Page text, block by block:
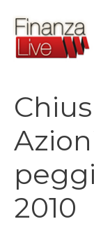
contenuto
2010